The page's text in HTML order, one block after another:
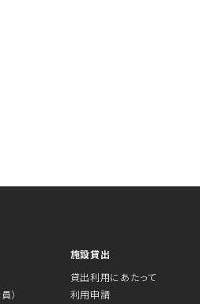
）
施設貸出
貸出利用にあたって
利用申請